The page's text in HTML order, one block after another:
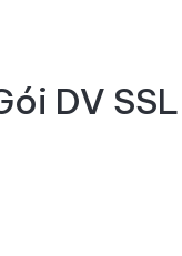
DV SSL